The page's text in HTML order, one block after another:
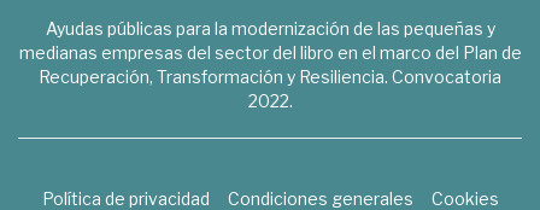
Ayudas públicas para la modernización de las pequeñas y
medianas empresas del sector del libro en el marco del Plan de
Recuperación, Transformación y Resiliencia. Convocatoria
2022.
Política de privacidad Condiciones generales
Cookies